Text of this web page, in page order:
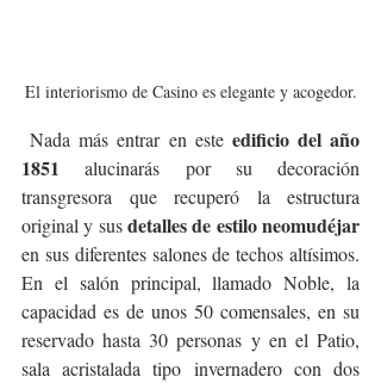
El interiorismo de Casino es elegante y acogedor.
Nada más entrar en este edificio del año
1851 alucinarás por su decoración
transgresora que recuperó la estructura
original y sus
en sus diferentes salones de techos altísimos.
En el salón principal, llamado Noble, la
capacidad es de unos 50 comensales, en su
reservado hasta 30 personas y en el Patio,
sala acristalada tipo invernadero con dos